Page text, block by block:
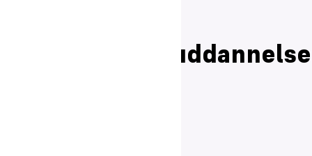
videregående uddannelse